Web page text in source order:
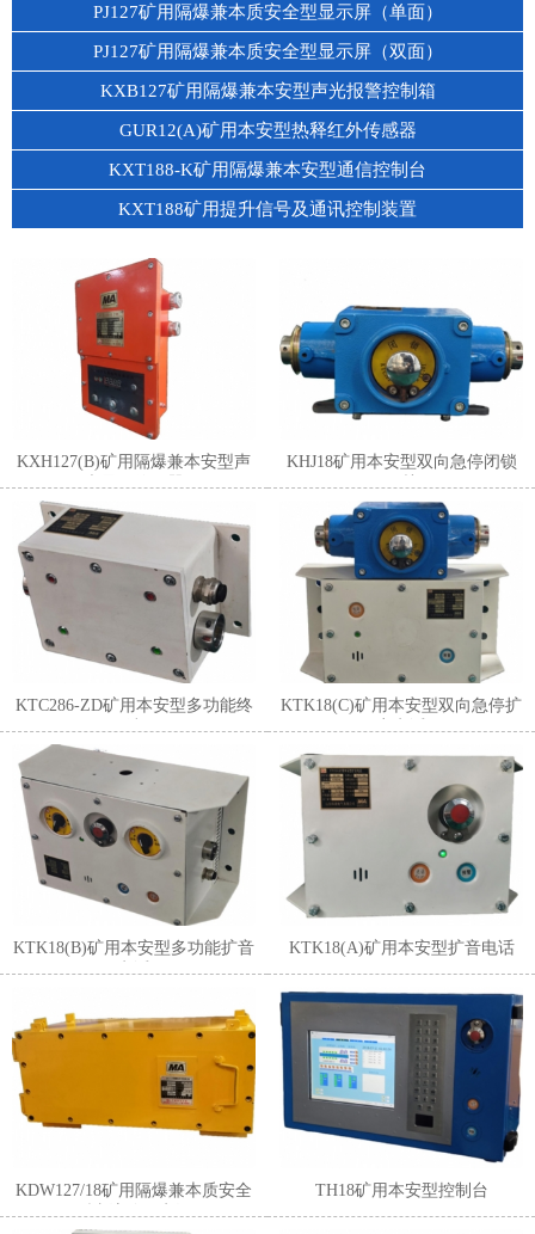
PJ127矿用隔爆兼本质安全型显示屏（单面）
PJ127矿用隔爆兼本质安全型显示屏（双面）
KXB127矿用隔爆兼本安型声光报警控制箱
GUR12(A)矿用本安型热释红外传感器
KXT188-K矿用隔爆兼本安型通信控制台
KXT188矿用提升信号及通讯控制装置
KXH127(B)矿用隔爆兼本安型声
光显示信号器
KHJ18矿用本安型双向急停闭锁
开关
KTC286-ZD矿用本安型多功能终
KTK18(C)矿用本安型双向急停扩
KTK18(B)矿用本安型多功能扩音
KTK18(A)矿用本安型扩音电话
KDW127/18矿用隔爆兼本质安全
型直流稳压电源
TH18矿用本安型控制台